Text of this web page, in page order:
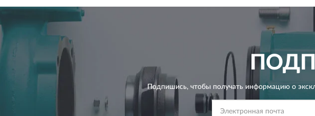
Подпишись, чтобы получать информацию о